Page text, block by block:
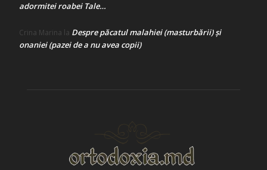
adormitei roabei Tale…
Crina Marina la Despre păcatul malahiei (masturbării) şi
onaniei (pazei de a nu avea copii)